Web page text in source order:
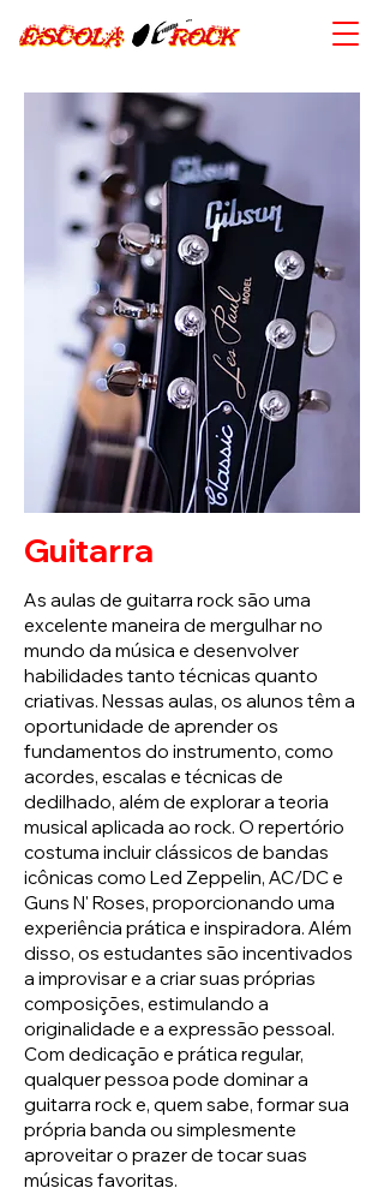
Guitarra
As aulas de guitarra rock são uma
excelente maneira de mergulhar no
mundo da música e desenvolver
habilidades tanto técnicas quanto
criativas. Nessas aulas, os alunos têm a
oportunidade de aprender os
fundamentos do instrumento, como
acordes, escalas e técnicas de
dedilhado, além de explorar a teoria
musical aplicada ao rock. O repertório
costuma incluir clássicos de bandas
icônicas como Led Zeppelin, AC/DC e
Guns N' Roses, proporcionando uma
experiência prática e inspiradora. Além
disso, os estudantes são incentivados
a improvisar e a criar suas próprias
composições, estimulando a
originalidade e a expressão pessoal.
Com dedicação e prática regular,
qualquer pessoa pode dominar a
guitarra rock e, quem sabe, formar sua
própria banda ou simplesmente
aproveitar o prazer de tocar suas
músicas favoritas.